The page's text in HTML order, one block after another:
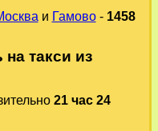
и Гамово- 1458
такси из
21 час 24